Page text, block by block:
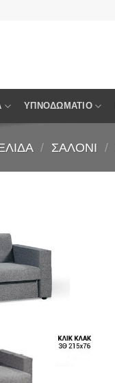
ΥΠΝΟΔΩΜΆΤΙΟ
/ ΣΑΛΌΝΙ /